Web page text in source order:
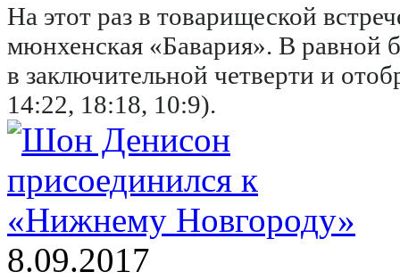
На этот раз в товарищеской
мюнхенская «Бавария». В равной
в заключительной четверти и
14:22, 18:18, 10:9).
8.09.2017